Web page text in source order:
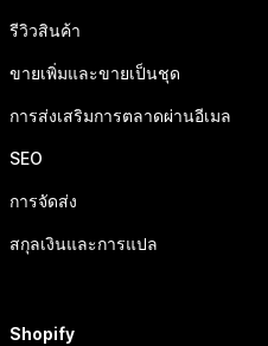
รีวิวสินค้า
ขายเพิ่มและขายเป็นชุด
การส่งเสริมการตลาดผ่านอีเมล
SEO
การจัดส่ง
สกุลเงินและการแปล
Shopify